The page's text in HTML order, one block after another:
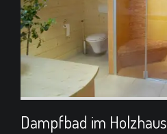
Dampfbad im Holzhaus